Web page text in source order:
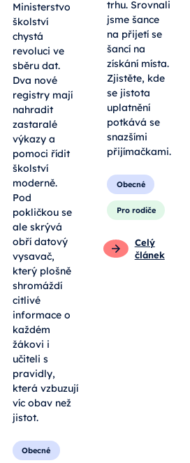
Ministerstvo
školství
chystá
revoluci ve
sběru dat.
Dva nové
registry mají
nahradit
zastaralé
výkazy a
pomoci řídit
školství
moderně.
Pod
pokličkou se
ale skrývá
obří datový
vysavač,
který plošně
shromáždí
citlivé
informace o
každém
žákovi i
učiteli s
pravidly,
která vzbuzují
víc obav než
jistot.
Obecné
trhu. Srovnali
jsme šance
na přijetí se
šancí na
získání místa.
Zjistěte, kde
se jistota
uplatnění
potkává se
snazšími
přijímačkami.
Obecné
Pro rodiče
Celý
článek